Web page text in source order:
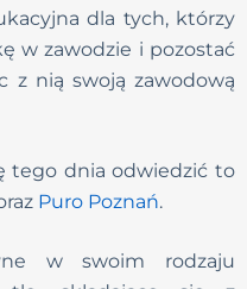
dla tych, którzy
w zawodzie i pozostać
z nią swoją zawodową
tego dnia odwiedzić to
Puro Poznań.
w swoim rodzaju